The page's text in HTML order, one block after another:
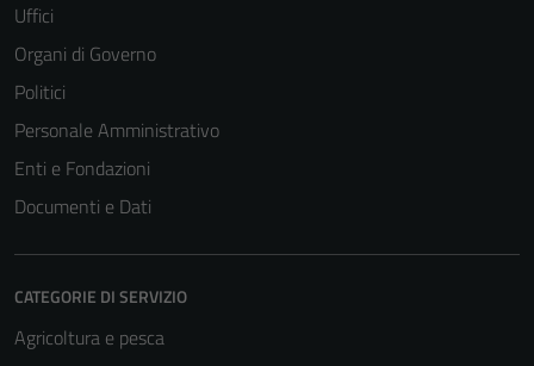
Uffici
Organi di Governo
Politici
Personale Amministrativo
Enti e Fondazioni
Documenti e Dati
CATEGORIE DI SERVIZIO
Agricoltura e pesca